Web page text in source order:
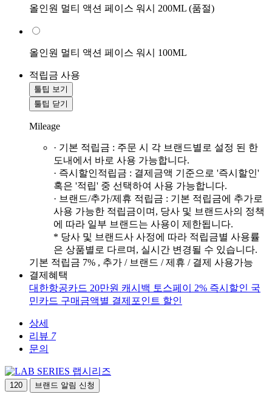
올인원 멀티 액션 페이스 워시 200ML (품절)
올인원 멀티 액션 페이스 워시 100ML
적립금 사용
툴팁 보기
툴팁 닫기
Mileage
· 기본 적립금 : 주문 시 각 브랜드별로 설정 된 한
도내에서 바로 사용 가능합니다.
· 즉시할인적립금 : 결제금액 기준으로 '즉시할인'
혹은 '적립' 중 선택하여 사용 가능합니다.
· 브랜드/추가/제휴 적립금 : 기본 적립금에 추가로
사용 가능한 적립금이며, 당사 및 브랜드사의 정책
에 따라 일부 브랜드는 사용이 제한됩니다.
* 당사 및 브랜드사 사정에 따라 적립금별 사용률
은 상품별로 다르며, 실시간 변경될 수 있습니다.
기본 적립금 7% , 추가 / 브랜드 / 제휴 / 결제 사용가능
결제혜택
대한항공카드 20만원 캐시백 토스페이 2% 즉시할인 국
민카드 구매금액별 결제포인트 할인
상세
리뷰 7
문의
랩시리즈
120 브랜드 알림 신청